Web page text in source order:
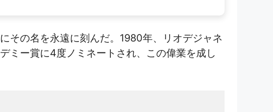
その名を永遠に刻んだ。1980年、リオデジャネ
ミー賞に4度ノミネートされ、この偉業を成し